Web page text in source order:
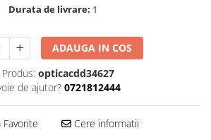
Durata de livrare: 1
ADAUGA IN COS
opticacdd34627
de ajutor? 0721812444
Cere informatii